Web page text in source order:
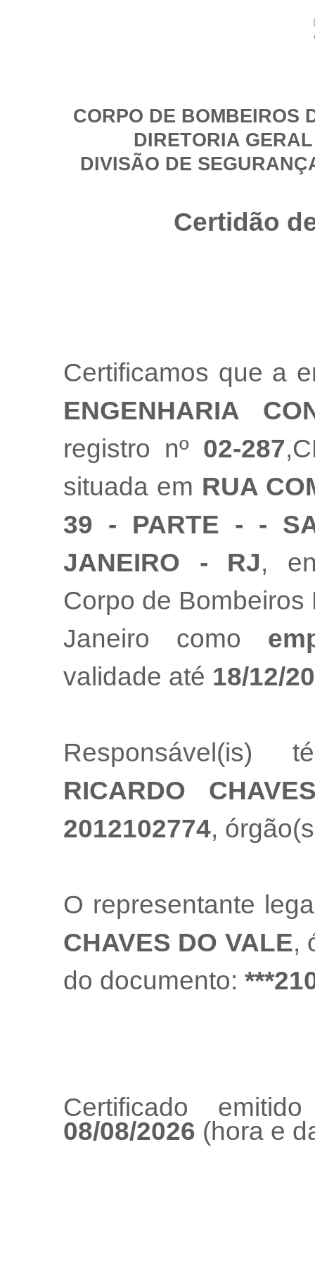
CORPO DE BOMBEIROS
DIRETORIA
DIVISÃO DE
Certidão
Certificamos que a
ENGENHARIA
registro nº 02-287
situada em RUA
39 - PARTE - -
JANEIRO - RJ,
Corpo de
Janeiro como
validade até 18/12/
Responsável(is)
RICARDO
2012102774,
O representante
CHAVES DO VALE,
do documento:
Certificado
08/08/2026 (hora e